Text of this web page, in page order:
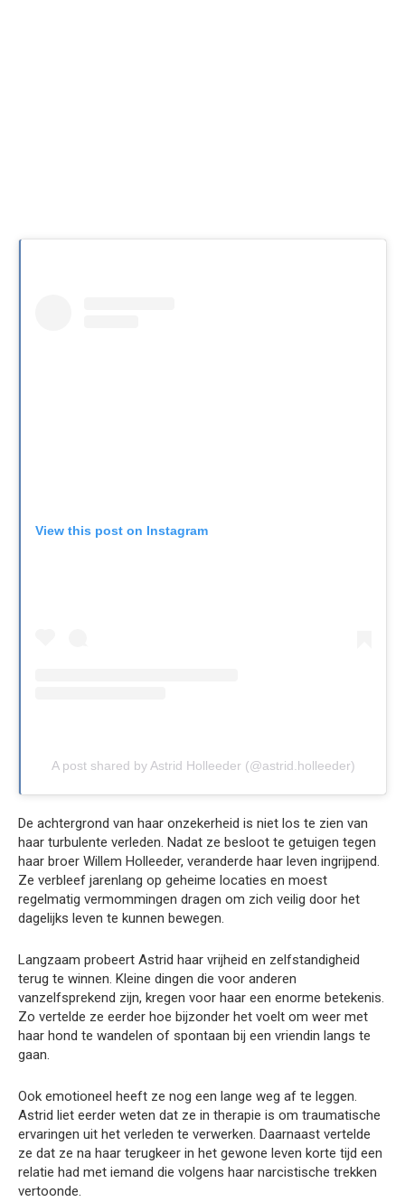
View this post on Instagram
A post shared by Astrid Holleeder (@astrid.holleeder)
De achtergrond van haar onzekerheid is niet los te zien van
haar turbulente verleden. Nadat ze besloot te getuigen tegen
haar broer Willem Holleeder, veranderde haar leven ingrijpend.
Ze verbleef jarenlang op geheime locaties en moest
regelmatig vermommingen dragen om zich veilig door het
dagelijks leven te kunnen bewegen.
Langzaam probeert Astrid haar vrijheid en zelfstandigheid
terug te winnen. Kleine dingen die voor anderen
vanzelfsprekend zijn, kregen voor haar een enorme betekenis.
Zo vertelde ze eerder hoe bijzonder het voelt om weer met
haar hond te wandelen of spontaan bij een vriendin langs te
gaan.
Ook emotioneel heeft ze nog een lange weg af te leggen.
Astrid liet eerder weten dat ze in therapie is om traumatische
ervaringen uit het verleden te verwerken. Daarnaast vertelde
ze dat ze na haar terugkeer in het gewone leven korte tijd een
relatie had met iemand die volgens haar narcistische trekken
vertoonde.